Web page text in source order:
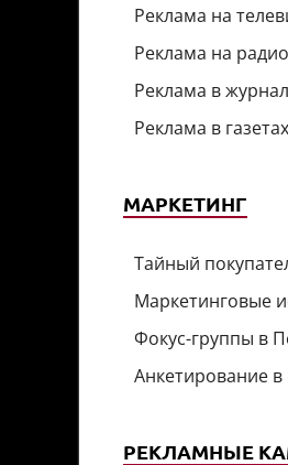
Реклама на
Реклама на
Реклама в
Реклама в газетах
МАРКЕТИНГ
Тайный
Маркетинговые
Фокус-группы в
Анкетирование
РЕКЛАМНЫЕ